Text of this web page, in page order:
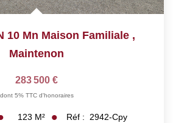
10 Mn Maison Familiale ,
Maintenon
283 500 €
dont 5% TTC d'honoraires
123 M² Réf : 2942-Cpy